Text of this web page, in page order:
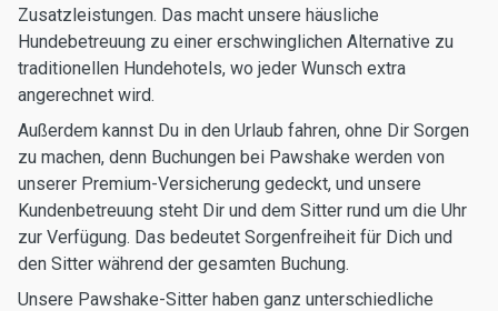
Zusatzleistungen. Das macht unsere häusliche
Hundebetreuung zu einer erschwinglichen Alternative zu
traditionellen Hundehotels, wo jeder Wunsch extra
angerechnet wird.
Außerdem kannst Du in den Urlaub fahren, ohne Dir Sorgen
zu machen, denn Buchungen bei Pawshake werden von
unserer Premium-Versicherung gedeckt, und unsere
Kundenbetreuung steht Dir und dem Sitter rund um die Uhr
zur Verfügung. Das bedeutet Sorgenfreiheit für Dich und
den Sitter während der gesamten Buchung.
Unsere Pawshake-Sitter haben ganz unterschiedliche